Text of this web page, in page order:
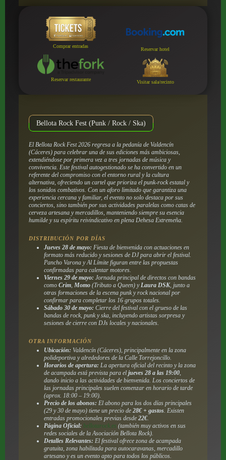
Comprar entradas
Reservar hotel
Reservar restaurante Visitar sala/recinto
Bellota Rock Fest (Punk / Rock / Ska)
El Bellota Rock Fest 2026 regresa a la pedanía de Valdencín
(Cáceres) para celebrar una de sus ediciones más ambiciosas,
extendiéndose por primera vez a tres jornadas de música y
convivencia. Este festival autogestionado se ha convertido en un
referente del compromiso con el entorno rural y la cultura
alternativa, ofreciendo un cartel que prioriza el punk-rock estatal y
los sonidos combativos. Con un aforo limitado que garantiza una
experiencia cercana y familiar, el evento no solo destaca por sus
conciertos, sino también por sus actividades paralelas como catas de
cerveza artesana y mercadillos, manteniendo siempre su esencia
humilde y su espíritu reivindicativo en plena Dehesa Extremeña.
DISTRIBUCIÓN POR DÍAS
Jueves 28 de mayo: Fiesta de bienvenida con actuaciones en
formato más reducido y sesiones de DJ para abrir el festival.
Pancho Varona y Al Límite figuran entre las propuestas
confirmadas para calentar motores.
Viernes 29 de mayo: Jornada principal de directos con bandas
como Crim, Momo(Tributo a Queen) yLaura DSK, junto a
otras formaciones de la escena punk y rock nacional por
confirmar para completar los 16 grupos totales.
Sábado 30 de mayo: Cierre del festival con el grueso de las
bandas de rock, punk y ska, incluyendo artistas sorpresa y
sesiones de cierre con DJs locales y nacionales.
OTRA INFORMACIÓN
Ubicación: Valdencín (Cáceres), principalmente en la zona
polideportiva y alrededores de la Calle Torrejoncillo.
Horarios de apertura: La apertura oficial del recinto y la zona
de acampada está prevista para el jueves 28 a las 19:00,
dando inicio a las actividades de bienvenida. Los conciertos de
las jornadas principales suelen comenzar en horario de tarde
(aprox. 18:00 – 19:00).
Precio de los abonos: El abono para los dos días principales
(29 y 30 de mayo) tiene un precio de 28€ + gastos. Existen
entradas promocionales previas desde 22€.
Página Oficial: bellotarock.es (también muy activos en sus
redes sociales de la Asociación Bellota Rock).
Detalles Relevantes: El festival ofrece zona de acampada
gratuita, zona habilitada para autocaravanas, mercadillo
artesano y es un evento apto para todos los públicos.